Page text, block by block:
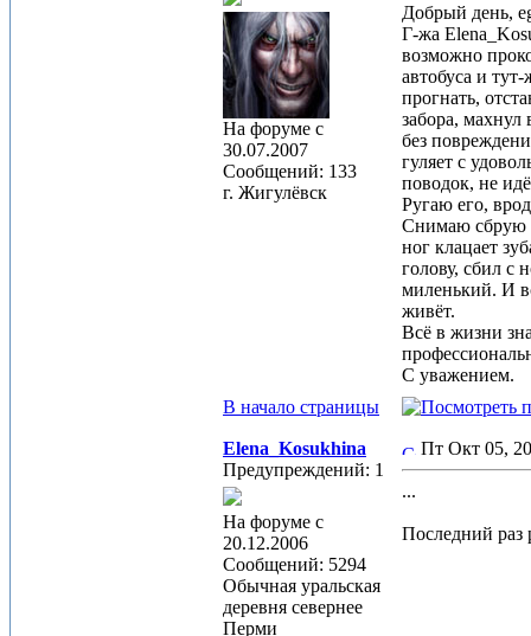
На форуме с
30.07.2007
Сообщений: 133
г. Жигулёвск
Добрый день,
Г-жа
возможно
автобуса и
прогнать,
забора,
без
гуляет с
поводок, не
Ругаю его,
Снимаю сбрую
ног клацает
голову, сбил с
миленький. И
живёт.
Всё в жизни
С уважением.
В начало страницы
Elena_Kosukhina
Предупреждений: 1
На форуме с
20.12.2006
Сообщений: 5294
Обычная уральская
деревня севернее
Перми
Пт Окт 05,
...
Последний раз